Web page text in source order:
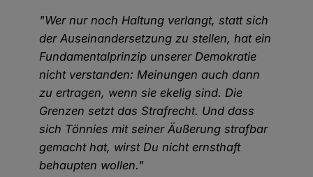
"Wer nur noch Haltung verlangt, statt sich
der Auseinandersetzung zu stellen, hat ein
Fundamentalprinzip unserer Demokratie
nicht verstanden: Meinungen auch dann
zu ertragen, wenn sie ekelig sind. Die
Grenzen setzt das Strafrecht. Und dass
sich Tönnies mit seiner Äußerung strafbar
gemacht hat, wirst Du nicht ernsthaft
behaupten wollen."